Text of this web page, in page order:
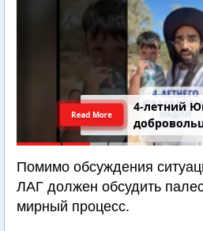
4-летний
Read More
Помимо обсуждения
ЛАГ должен обсудить
мирный процесс.